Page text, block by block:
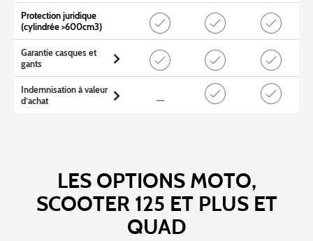
Protection juridique
(cylindrée >600cm3)
Garantie casques et
gants
Indemnisation à valeur
d’achat
LES OPTIONS MOTO,
SCOOTER 125 ET PLUS ET
QUAD